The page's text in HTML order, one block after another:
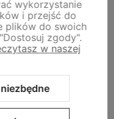
| Tel.:781350938
Shoper Modern 3.0™
wykorzystanie
i przejść do
plików do swoich
zgody".
w naszej